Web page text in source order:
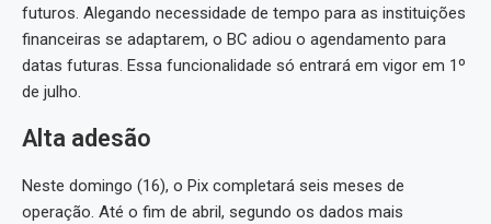
futuros. Alegando necessidade de tempo para as instituições
financeiras se adaptarem, o BC adiou o agendamento para
datas futuras. Essa funcionalidade só entrará em vigor em 1º
de julho.
Alta adesão
Neste domingo (16), o Pix completará seis meses de
operação. Até o fim de abril, segundo os dados mais